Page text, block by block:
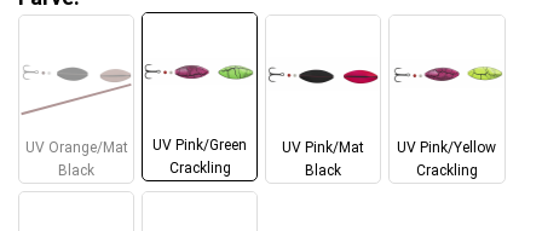
UV Orange/Mat
Black
UV Pink/Green
Crackling
UV Pink/Mat
Black
UV Pink/Yellow
Crackling